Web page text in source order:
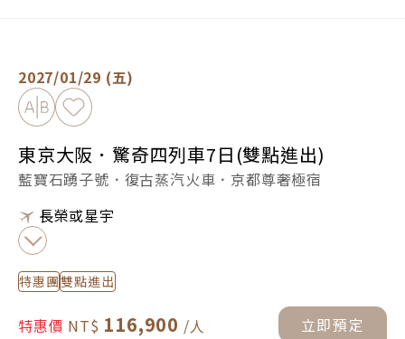
2027/01/29 (五)
加入比較加入最愛
東京大阪．驚奇四列車7日(雙點進出)
藍寶石踴子號．復古蒸汽火車．京都尊奢極宿
長榮或星宇
特惠團雙點進出
特惠價 116,900 立即預定